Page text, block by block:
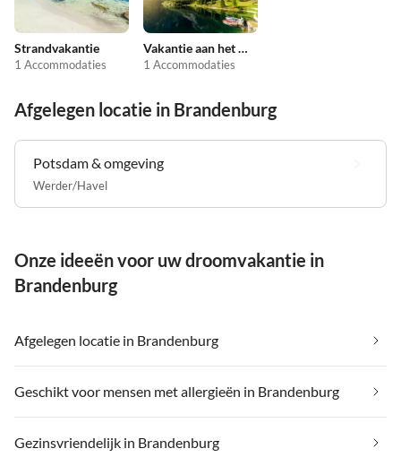
Strandvakantie
1 Accommodaties
Vakantie aan het meer
1 Accommodaties
Afgelegen locatie in Brandenburg
Potsdam & omgeving
Werder/Havel
Onze ideeën voor uw droomvakantie in
Brandenburg
Afgelegen locatie in Brandenburg
Geschikt voor mensen met allergieën in Brandenburg
Gezinsvriendelijk in Brandenburg